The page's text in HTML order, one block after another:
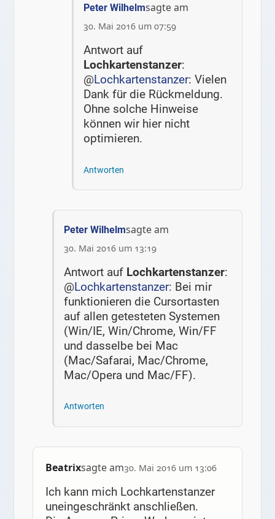
Peter Wilhelmsagte am
30. Mai 2016 um 07:59
Antwort auf
Lochkartenstanzer:
@Lochkartenstanzer: Vielen
Dank für die Rückmeldung.
Ohne solche Hinweise
können wir hier nicht
optimieren.
Antworten
Peter Wilhelmsagte am
30. Mai 2016 um 13:19
Antwort auf Lochkartenstanzer:
@Lochkartenstanzer: Bei mir
funktionieren die Cursortasten
auf allen getesteten Systemen
(Win/IE, Win/Chrome, Win/FF
und dasselbe bei Mac
(Mac/Safarai, Mac/Chrome,
Mac/Opera und Mac/FF).
Antworten
Beatrixsagte am30. Mai 2016 um 13:06
Ich kann mich Lochkartenstanzer
uneingeschränkt anschließen.